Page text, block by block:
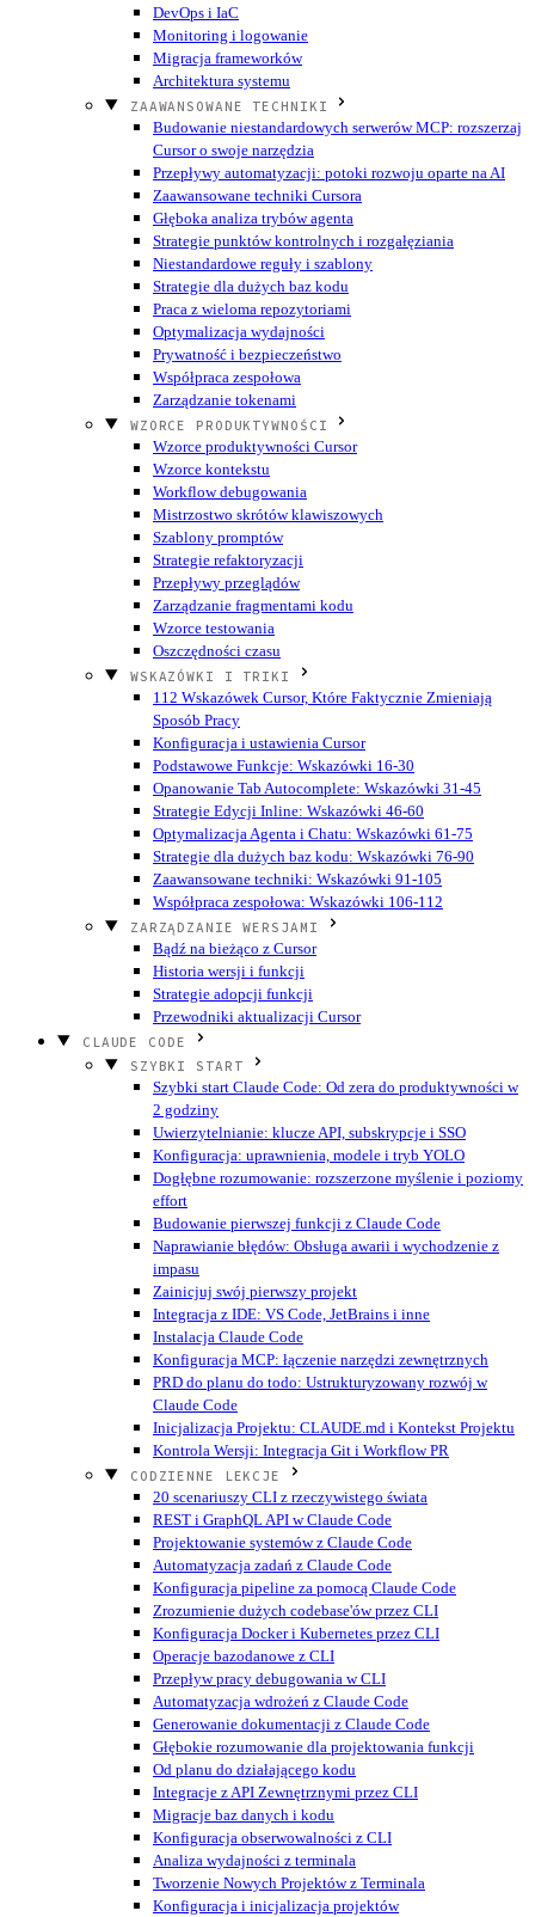
DevOps i IaC
Monitoring i logowanie
Migracja frameworków
Architektura systemu
ZAAWANSOWANE TECHNIKI
Budowanie niestandardowych serwerów MCP: rozszerzaj
Cursor o swoje narzędzia
Przepływy automatyzacji: potoki rozwoju oparte na AI
Zaawansowane techniki Cursora
Głęboka analiza trybów agenta
Strategie punktów kontrolnych i rozgałęziania
Niestandardowe reguły i szablony
Strategie dla dużych baz kodu
Praca z wieloma repozytoriami
Optymalizacja wydajności
Prywatność i bezpieczeństwo
Współpraca zespołowa
Zarządzanie tokenami
WZORCE PRODUKTYWNOŚCI
Wzorce produktywności Cursor
Wzorce kontekstu
Workflow debugowania
Mistrzostwo skrótów klawiszowych
Szablony promptów
Strategie refaktoryzacji
Przepływy przeglądów
Zarządzanie fragmentami kodu
Wzorce testowania
Oszczędności czasu
WSKAZÓWKI I TRIKI
112 Wskazówek Cursor, Które Faktycznie Zmieniają
Sposób Pracy
Konfiguracja i ustawienia Cursor
Podstawowe Funkcje: Wskazówki 16-30
Opanowanie Tab Autocomplete: Wskazówki 31-45
Strategie Edycji Inline: Wskazówki 46-60
Optymalizacja Agenta i Chatu: Wskazówki 61-75
Strategie dla dużych baz kodu: Wskazówki 76-90
Zaawansowane techniki: Wskazówki 91-105
Współpraca zespołowa: Wskazówki 106-112
ZARZĄDZANIE WERSJAMI
Bądź na bieżąco z Cursor
Historia wersji i funkcji
Strategie adopcji funkcji
Przewodniki aktualizacji Cursor
CLAUDE CODE
SZYBKI START
Szybki start Claude Code: Od zera do produktywności w
2 godziny
Uwierzytelnianie: klucze API, subskrypcje i SSO
Konfiguracja: uprawnienia, modele i tryb YOLO
Dogłębne rozumowanie: rozszerzone myślenie i poziomy
effort
Budowanie pierwszej funkcji z Claude Code
Naprawianie błędów: Obsługa awarii i wychodzenie z
impasu
Zainicjuj swój pierwszy projekt
Integracja z IDE: VS Code, JetBrains i inne
Instalacja Claude Code
Konfiguracja MCP: łączenie narzędzi zewnętrznych
PRD do planu do todo: Ustrukturyzowany rozwój w
Claude Code
Inicjalizacja Projektu: CLAUDE.md i Kontekst Projektu
Kontrola Wersji: Integracja Git i Workflow PR
CODZIENNE LEKCJE
20 scenariuszy CLI z rzeczywistego świata
REST i GraphQL API w Claude Code
Projektowanie systemów z Claude Code
Automatyzacja zadań z Claude Code
Konfiguracja pipeline za pomocą Claude Code
Zrozumienie dużych codebase'ów przez CLI
Konfiguracja Docker i Kubernetes przez CLI
Operacje bazodanowe z CLI
Przepływ pracy debugowania w CLI
Automatyzacja wdrożeń z Claude Code
Generowanie dokumentacji z Claude Code
Głębokie rozumowanie dla projektowania funkcji
Od planu do działającego kodu
Integracje z API Zewnętrznymi przez CLI
Migracje baz danych i kodu
Konfiguracja obserwowalności z CLI
Analiza wydajności z terminala
Tworzenie Nowych Projektów z Terminala
Konfiguracja i inicjalizacja projektów